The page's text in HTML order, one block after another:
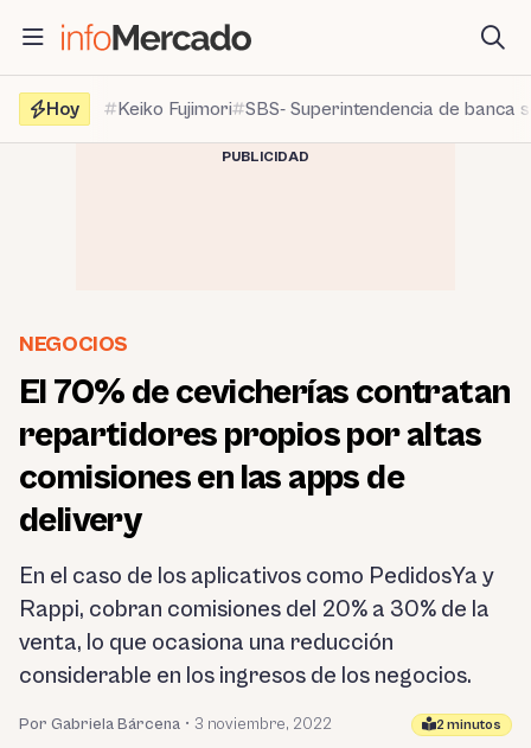
contenido
Hoy
Keiko Fujimori SBS- Superintendencia de banca
PUBLICIDAD
NEGOCIOS
El 70% de cevicherías contratan
repartidores propios por altas
comisiones en las apps de
delivery
En el caso de los aplicativos como PedidosYa y
Rappi, cobran comisiones del 20% a 30% de la
venta, lo que ocasiona una reducción
considerable en los ingresos de los negocios.
Por Gabriela Bárcena • 3 noviembre, 2022 2 minutos